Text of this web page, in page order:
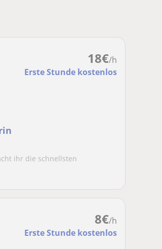
18€/h
Erste Stunde kostenlos
ihr die schnellsten
8€/h
Erste Stunde kostenlos